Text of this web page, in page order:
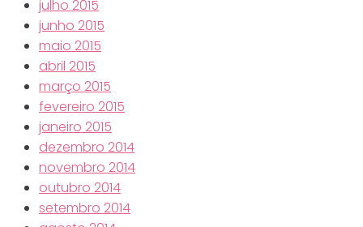
julho 2015
junho 2015
maio 2015
abril 2015
março 2015
fevereiro 2015
janeiro 2015
dezembro 2014
novembro 2014
outubro 2014
setembro 2014